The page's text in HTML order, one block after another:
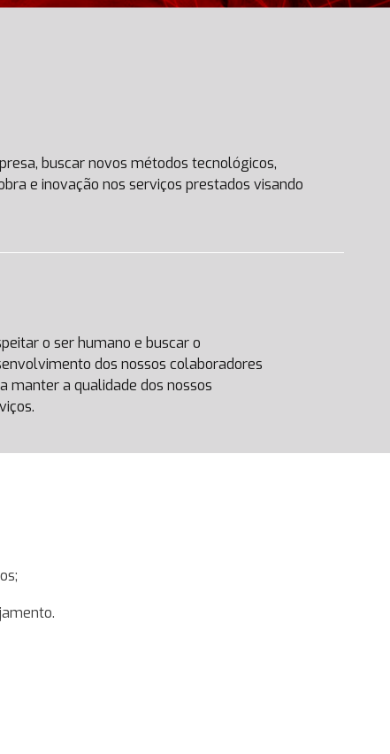
buscar novos métodos tecnológicos,
e inovação nos serviços prestados visando
o ser humano e buscar o
dos nossos colaboradores
manter a qualidade dos nossos